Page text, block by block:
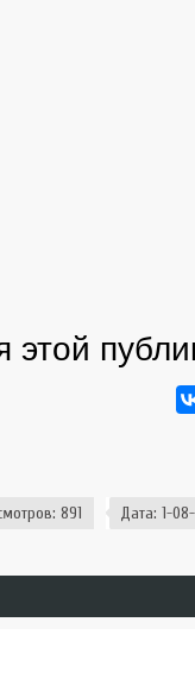
этой
891 Дата: 1-08-